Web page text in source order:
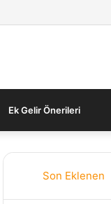
Ek Gelir Önerileri
Son Eklenen